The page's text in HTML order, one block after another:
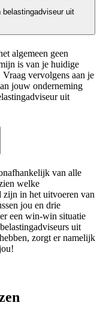
belastingadviseur uit
algemeen geen
is van je huidige
Vraag vervolgens aan je
jouw onderneming
uit
van alle
welke
zijn in het uitvoeren van
jou en drie
een win-win situatie
uit
zorgt er namelijk